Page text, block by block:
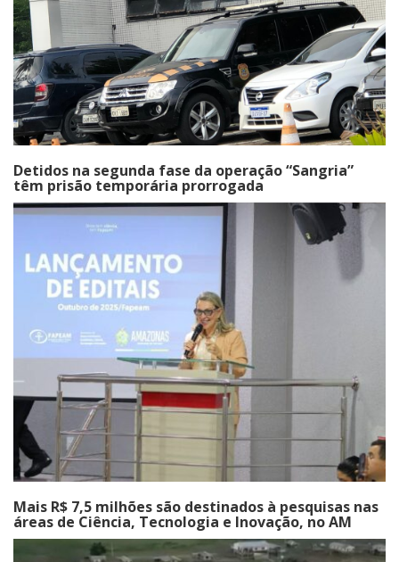
Detidos na segunda fase da operação “Sangria”
têm prisão temporária prorrogada
Mais R$ 7,5 milhões são destinados à pesquisas nas
áreas de Ciência, Tecnologia e Inovação, no AM